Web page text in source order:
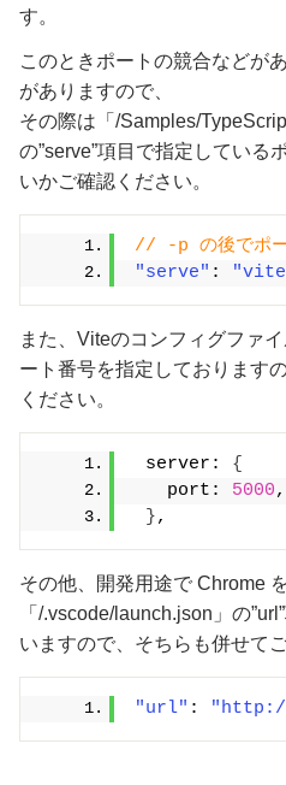
す。
このときポートの競合などが
がありますので、
その際は「/Samples/
の”serve”項目で指定している
いかご確認ください。
// -p の後でポー
"serve" : "vite
また、Viteのコンフィグファ
ート番号を指定しております
ください。
server: {
   port:
5000,
},
その他、開発用途で Chrome
「/.vscode/launch.json」の
いますので、そちらも併せて
"url" :